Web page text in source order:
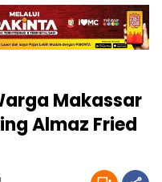
Makassar
Almaz Fried